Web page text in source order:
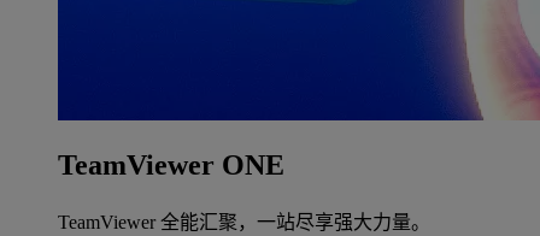
TeamViewer ONE
TeamViewer 全能汇聚，一站尽享强大力量。